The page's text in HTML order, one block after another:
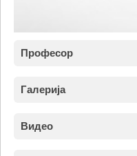
Професор
Галерија
Видео